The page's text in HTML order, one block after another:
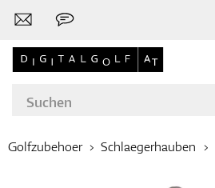
Golfzubehoer Schlaegerhauben